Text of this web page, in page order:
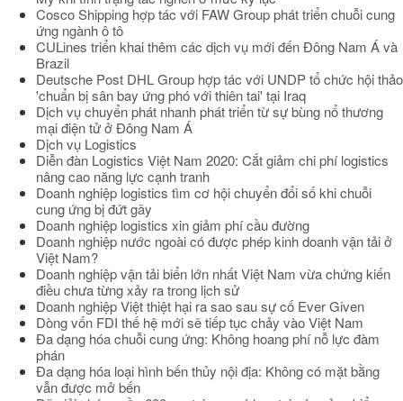
Cosco Shipping hợp tác với FAW Group phát triển chuỗi cung
ứng ngành ô tô
CULines triển khai thêm các dịch vụ mới đến Đông Nam Á và
Brazil
Deutsche Post DHL Group hợp tác với UNDP tổ chức hội thảo
'chuẩn bị sân bay ứng phó với thiên tai' tại Iraq
Dịch vụ chuyển phát nhanh phát triển từ sự bùng nổ thương
mại điện tử ở Đông Nam Á
Dịch vụ Logistics
Diễn đàn Logistics Việt Nam 2020: Cắt giảm chi phí logistics
nâng cao năng lực cạnh tranh
Doanh nghiệp logistics tìm cơ hội chuyển đổi số khi chuỗi
cung ứng bị đứt gãy
Doanh nghiệp logistics xin giảm phí cầu đường
Doanh nghiệp nước ngoài có được phép kinh doanh vận tải ở
Việt Nam?
Doanh nghiệp vận tải biển lớn nhất Việt Nam vừa chứng kiến
điều chưa từng xảy ra trong lịch sử
Doanh nghiệp Việt thiệt hại ra sao sau sự cố Ever Given
Dòng vốn FDI thế hệ mới sẽ tiếp tục chảy vào Việt Nam
Đa dạng hóa chuỗi cung ứng: Không hoang phí nỗ lực đàm
phán
Đa dạng hóa loại hình bến thủy nội địa: Không có mặt bằng
vẫn được mở bến